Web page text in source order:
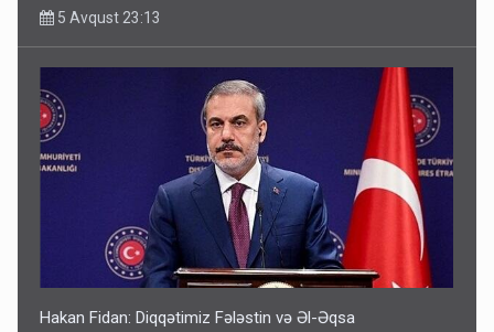
5 Avqust 23:13
Hakan Fidan: Diqqətimiz Fələstin və Əl-Əqsa